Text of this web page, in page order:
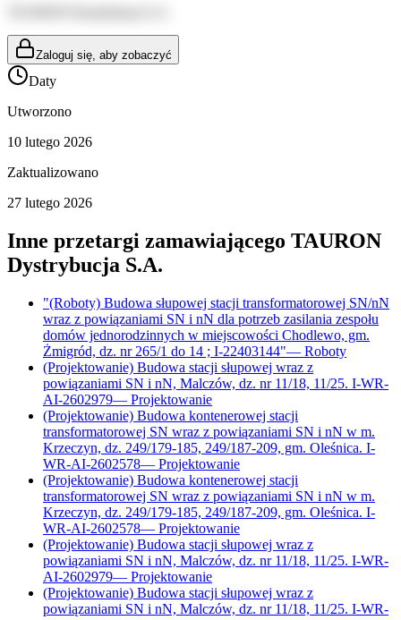
Zaloguj się, aby zobaczyć
Daty
Utworzono
10 lutego 2026
Zaktualizowano
27 lutego 2026
Inne przetargi zamawiającego TAURON
Dystrybucja S.A.
"(Roboty) Budowa słupowej stacji transformatorowej SN/nN
wraz z powiązaniami SN i nN dla potrzeb zasilania zespołu
domów jednorodzinnych w miejscowości Chodlewo, gm.
Żmigród, dz. nr 265/1 do 14 ; I-22403144"— Roboty
(Projektowanie) Budowa stacji słupowej wraz z
powiązaniami SN i nN, Malczów, dz. nr 11/18, 11/25. I-WR-
AI-2602979— Projektowanie
(Projektowanie) Budowa kontenerowej stacji
transformatorowej SN wraz z powiązaniami SN i nN w m.
Krzeczyn, dz. 249/179-185, 249/187-209, gm. Oleśnica. I-
WR-AI-2602578— Projektowanie
(Projektowanie) Budowa kontenerowej stacji
transformatorowej SN wraz z powiązaniami SN i nN w m.
Krzeczyn, dz. 249/179-185, 249/187-209, gm. Oleśnica. I-
WR-AI-2602578— Projektowanie
(Projektowanie) Budowa stacji słupowej wraz z
powiązaniami SN i nN, Malczów, dz. nr 11/18, 11/25. I-WR-
AI-2602979— Projektowanie
(Projektowanie) Budowa stacji słupowej wraz z
powiązaniami SN i nN, Malczów, dz. nr 11/18, 11/25. I-WR-